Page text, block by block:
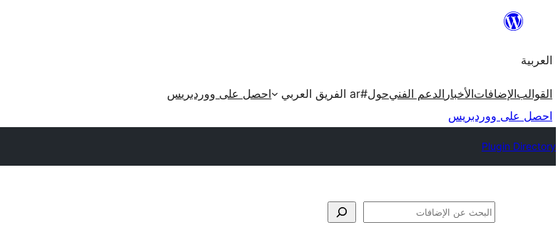
المحتوى
العربية
القوالبالإضافاتالأخبار الدعم الفنيحول#ar الفريق العربي
احصل على ووردبريس
احصل على ووردبريس
Plugin Directory
البحث